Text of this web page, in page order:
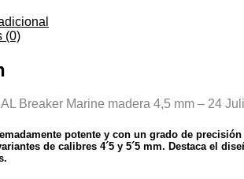
(0)
Breaker Marine madera 4,5 mm – 24
potente y con un grado de
de calibres 4´5 y 5´5 mm. Destaca el